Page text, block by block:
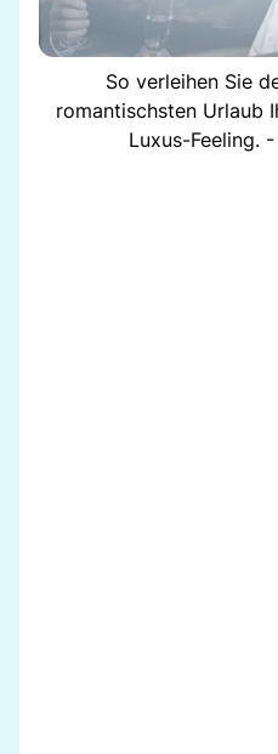
So verleihen Sie
romantischsten Urlaub
Luxus-Feeling.